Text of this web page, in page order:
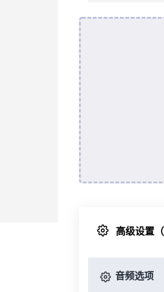
高级设置
音频选项